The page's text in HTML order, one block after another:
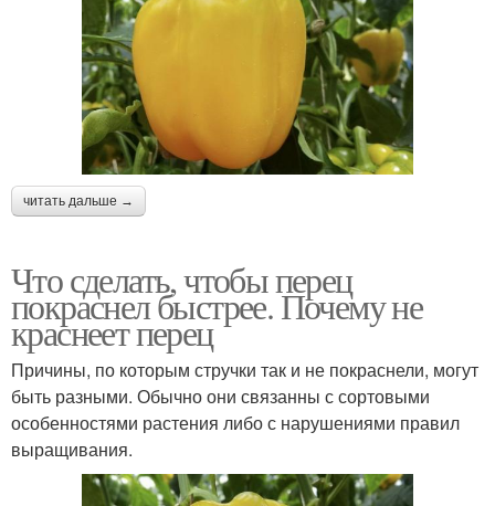
читать дальше →
Что сделать, чтобы перец
покраснел быстрее. Почему не
краснеет перец
Причины, по которым стручки так и не покраснели, могут
быть разными. Обычно они связанны с сортовыми
особенностями растения либо с нарушениями правил
выращивания.